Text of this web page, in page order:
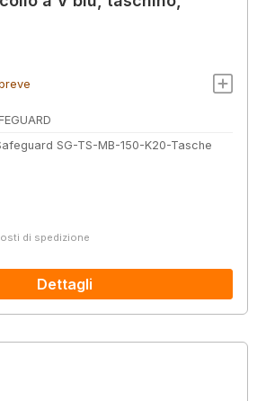
SG-TS-MB-150-K20-Tasche
di spedizione
Dettagli